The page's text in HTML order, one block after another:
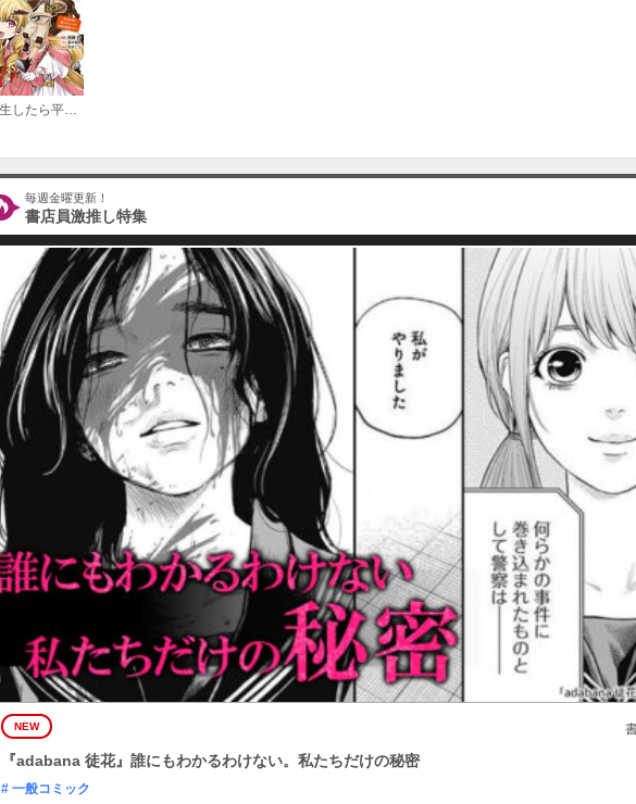
必要ポイント：180
第17話
必要ポイント：180
第18話
必要ポイント：180
第19話
必要ポイント：180
必要ポイント：180
転生したら平民でした。～生活水準に耐えられないので貴族を目指します～（コミック）
毎週金曜更新！
書店員激推し特集
NEW
『adabana 徒花』誰にもわかるわけない。私たちだけの秘密
# 一般コミック